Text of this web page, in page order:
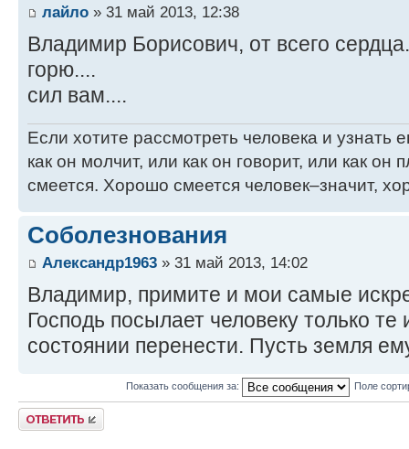
лайло » 31 май 2013, 12:38
Владимир Борисович, от всего
горю....
сил вам....
Если хотите рассмотреть человека и узнать
как он молчит, или как он говорит, или как он
смеется. Хорошо смеется человек–значит,
Соболезнования
Александр1963 » 31 май 2013, 14:02
Владимир, примите и мои самые
Господь посылает человеку только
состоянии перенести. Пусть земля
Показать сообщения за: Поле
Ответить